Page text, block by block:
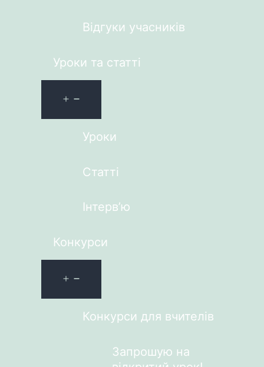
Відгуки учасників
Уроки та статті
Уроки
Статті
Інтерв’ю
Конкурси
Конкурси для вчителів
Запрошую на